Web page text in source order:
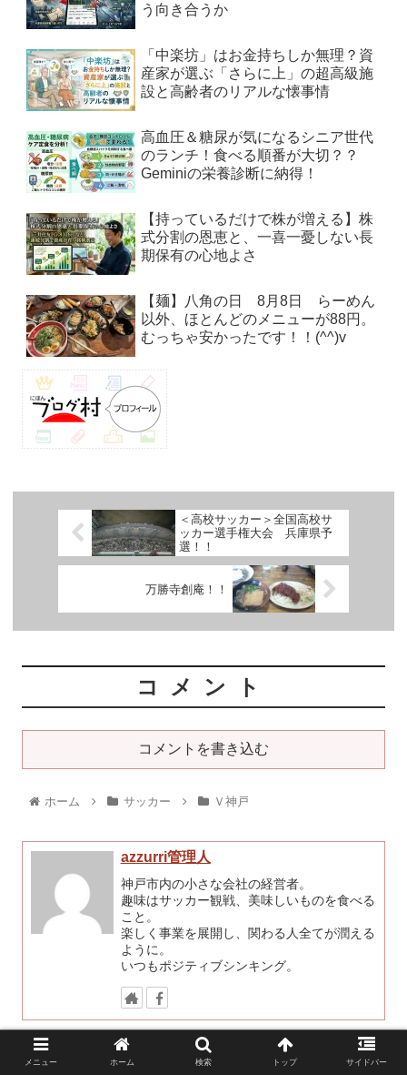
う向き合うか
「中楽坊」はお金持ちしか無理？資
産家が選ぶ「さらに上」の超高級施
設と高齢者のリアルな懐事情
高血圧＆糖尿が気になるシニア世代
のランチ！食べる順番が大切？？
Geminiの栄養診断に納得！
【持っているだけで株が増える】株
式分割の恩恵と、一喜一憂しない長
期保有の心地よさ
【麺】八角の日 8月8日 らーめん
以外、ほとんどのメニューが88円。
むっちゃ安かったです！！(^^)v
＜高校サッカー＞全国高校サ
ッカー選手権大会 兵庫県予
選！！
万勝寺創庵！！
コメント
コメントを書き込む
ホーム サッカー Ｖ神戸
azzurri管理人
神戸市内の小さな会社の経営者。
趣味はサッカー観戦、美味しいものを食べる
こと。
楽しく事業を展開し、関わる人全てが潤える
ように。
いつもポジティブシンキング。
メニュー ホーム 検索 トップ サイドバー